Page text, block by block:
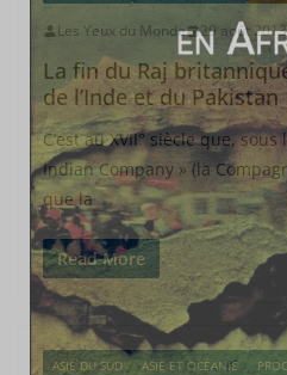
Les Yeux du Monde 29 août 2013
La fin du Raj
de l’Inde et du Pakistan
C’est au XVII° siècle que, sous
Indian Company » (la
que la
Read More
ASIE DU SUD ASIE ET OCÉANIE